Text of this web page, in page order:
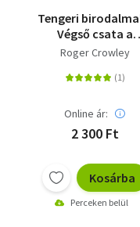
Tengeri
Végső csata a
mediterrán térség
1580
Roger Crowley
Online ár:
2 300 Ft
Kosárba
Perceken belül